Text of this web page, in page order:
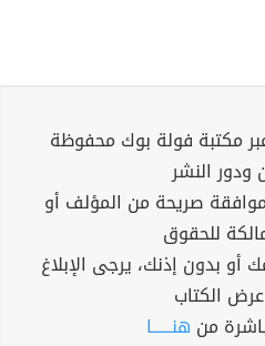
مكتبة فولة بوك محفوظة
ودور النشر
صريحة من المؤلف أو
للحقوق
أو بدون إذنك، يرجى الإبلاغ
الكتاب
من هنــــــا